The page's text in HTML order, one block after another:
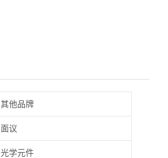
其他品牌
面议
光学元件